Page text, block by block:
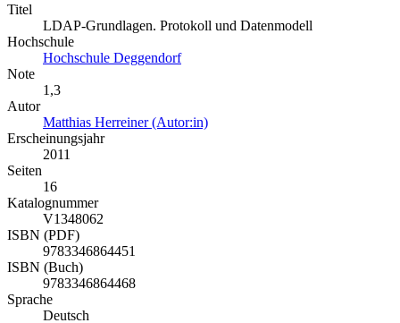
Titel
LDAP-Grundlagen. Protokoll und Datenmodell
Hochschule
Hochschule Deggendorf
Note
1,3
Autor
Matthias Herreiner (Autor:in)
Erscheinungsjahr
2011
Seiten
16
Katalognummer
V1348062
ISBN (PDF)
9783346864451
ISBN (Buch)
9783346864468
Sprache
Deutsch